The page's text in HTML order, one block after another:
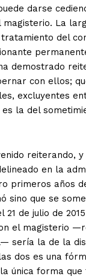
darse
La
del
demostrado
con ellos;
excluyentes
la del
reiterando, y
en la
primeros años
sino que se
21 de julio de
el magisterio
sería la de la
dos es una
única forma que